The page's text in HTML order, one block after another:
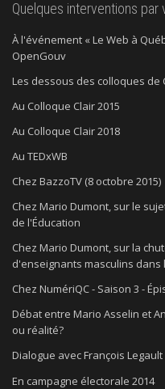
Quelques interventions par
À l'événement « Le Web à
OpenGouv
Les dessous des colloques de
Au Colloque Clair 2015
Au Colloque Clair 2018
Au TEDxWB
Chez BazzoTV (8 octobre 2015)
Chez Mario Dumont, sur le
de l'Éducation
Chez Mario Dumont, sur la
d'enseignants masculins dans
Chez NumériQC - Saison 3 -
Débat entre Mario Asselin et
ou réalité?
Dialogue avec François Legault
En campagne électorale 2014